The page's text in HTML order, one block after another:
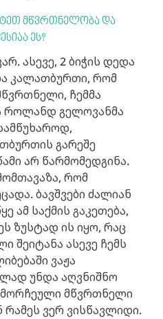
მწვრთნელობა და
ეს?
ასევე, 2 ბიჭის დედა
კალათბურთი, რომ
ჩემმა
როლანდ გელოვანმა
გარეშე
არ წარმომედგინა.
რომ
ბავშვები ძალიან
ამ საქმის გაკეთება,
ზუსტად ის იყო, რაც
შეიტანა ასევე ჩემს
ვაჟა
უნდა აღვნიშნო
მწვრთნელი
რამეს ვერ ვისწავლიდი.